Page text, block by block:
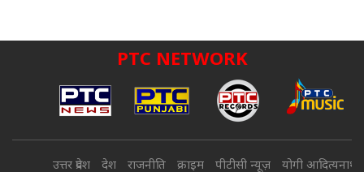
PTC NETWORK
उत्तर प्रदेश देश राजनीति क्राइम पीटीसी न्यूज़ योगी आदित्यनाथ